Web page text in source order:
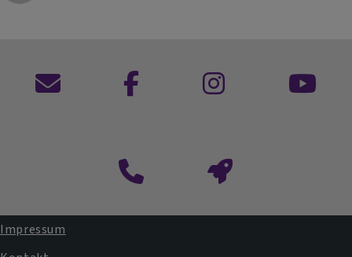
Kontaktformular
Impressum